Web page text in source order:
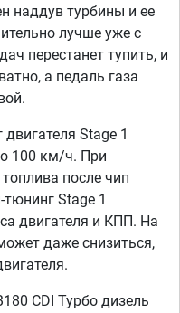
наддув турбины и ее
лучше уже с
перестанет тупить, и
а педаль газа
Stage 1
100 км/ч. При
после чип
Stage 1
двигателя и КПП. На
даже снизиться,
CDI Турбо дизель